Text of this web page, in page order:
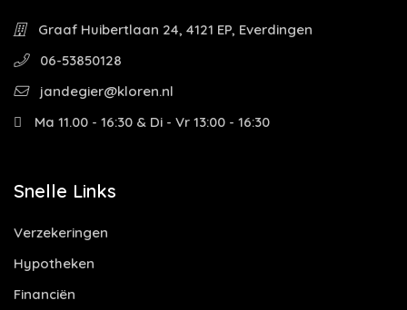
Graaf Huibertlaan 24, 4121 EP, Everdingen
06-53850128
jandegier@kloren.nl
Ma 11.00 - 16:30 & Di - Vr 13:00 - 16:30
Snelle Links
Verzekeringen
Hypotheken
Financiën